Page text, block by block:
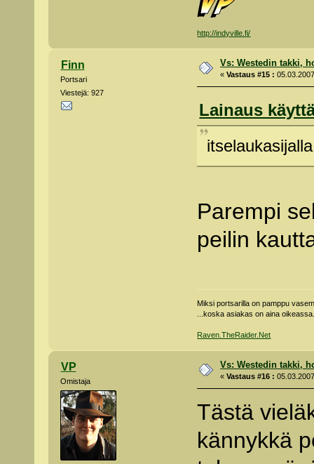
http://indyville.fi/
Finn
Portsari
Viestejä: 927
Vs: Westedin takki,
«Vastaus #15 :
Lainaus
itselaukasijalla
Parempi
peilin
Miksi portsarilla on pamppu
...koska asiakas on aina
Raven.TheRaider.Net
VP
Omistaja
Vs: Westedin takki,
«Vastaus #16 :
Tästä
kännykkä